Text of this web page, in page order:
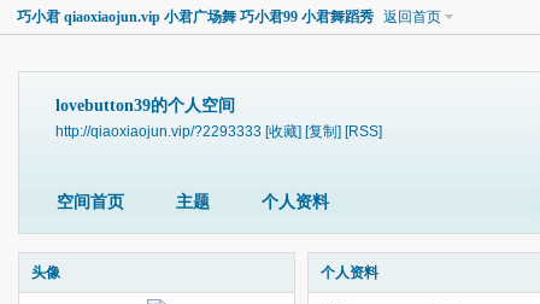
巧小君 qiaoxiaojun.vip 小君广场舞 巧小君99 小君舞蹈秀 返回首页
lovebutton39的个人空间
http://qiaoxiaojun.vip/?2293333 [收藏] [复制] [RSS]
空间首页 主题 个人资料
头像 个人资料